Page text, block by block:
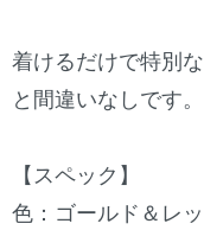
着けるだけで特別
と間違いなしです。
【スペック】
色：ゴールド＆レ